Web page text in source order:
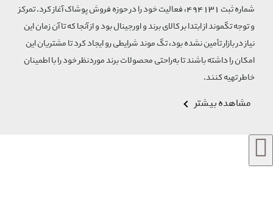
شماره ثبت 494131، فعالیت خود را در حوزه فروش پوشاک آغاز کرد. تمرکز
و توجه تگموند از ابتدا بر کالای برند و اورجینال بود و از آنجا که تا آن زمان این
نیاز در بازار تأمین نشده بود، تگ موند شرایطی رو ایجاد کرد تا مشتریان این
امکان را داشته باشند تا به‌راحتی محصولات برند مورد‌نظر خود را با اطمینان
خاطر تهیه کنند.
مشاهده بیشتر